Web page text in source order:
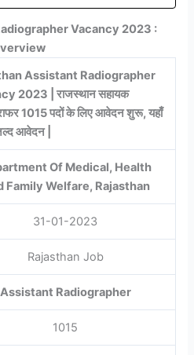
Vacancy 2023 :
Assistant Radiographer
2023 | राजस्थान सहायक
1015 पदों के लिए आवेदन शुरू, यहाँ
आवेदन |
Of Medical, Health
Family Welfare, Rajasthan
31-01-2023
Rajasthan Job
Assistant Radiographer
1015